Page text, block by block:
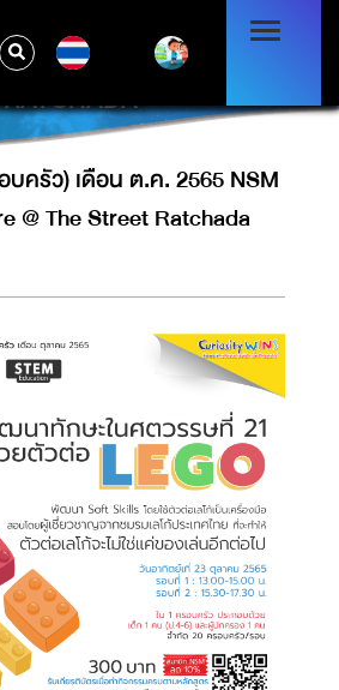
รอบครัว) เดือน ต.ค. 2565
SQUARE @ THE STREET
RATCHADA
ครัว) เดือน ต.ค. 2565 NSM
@ The Street Ratchada